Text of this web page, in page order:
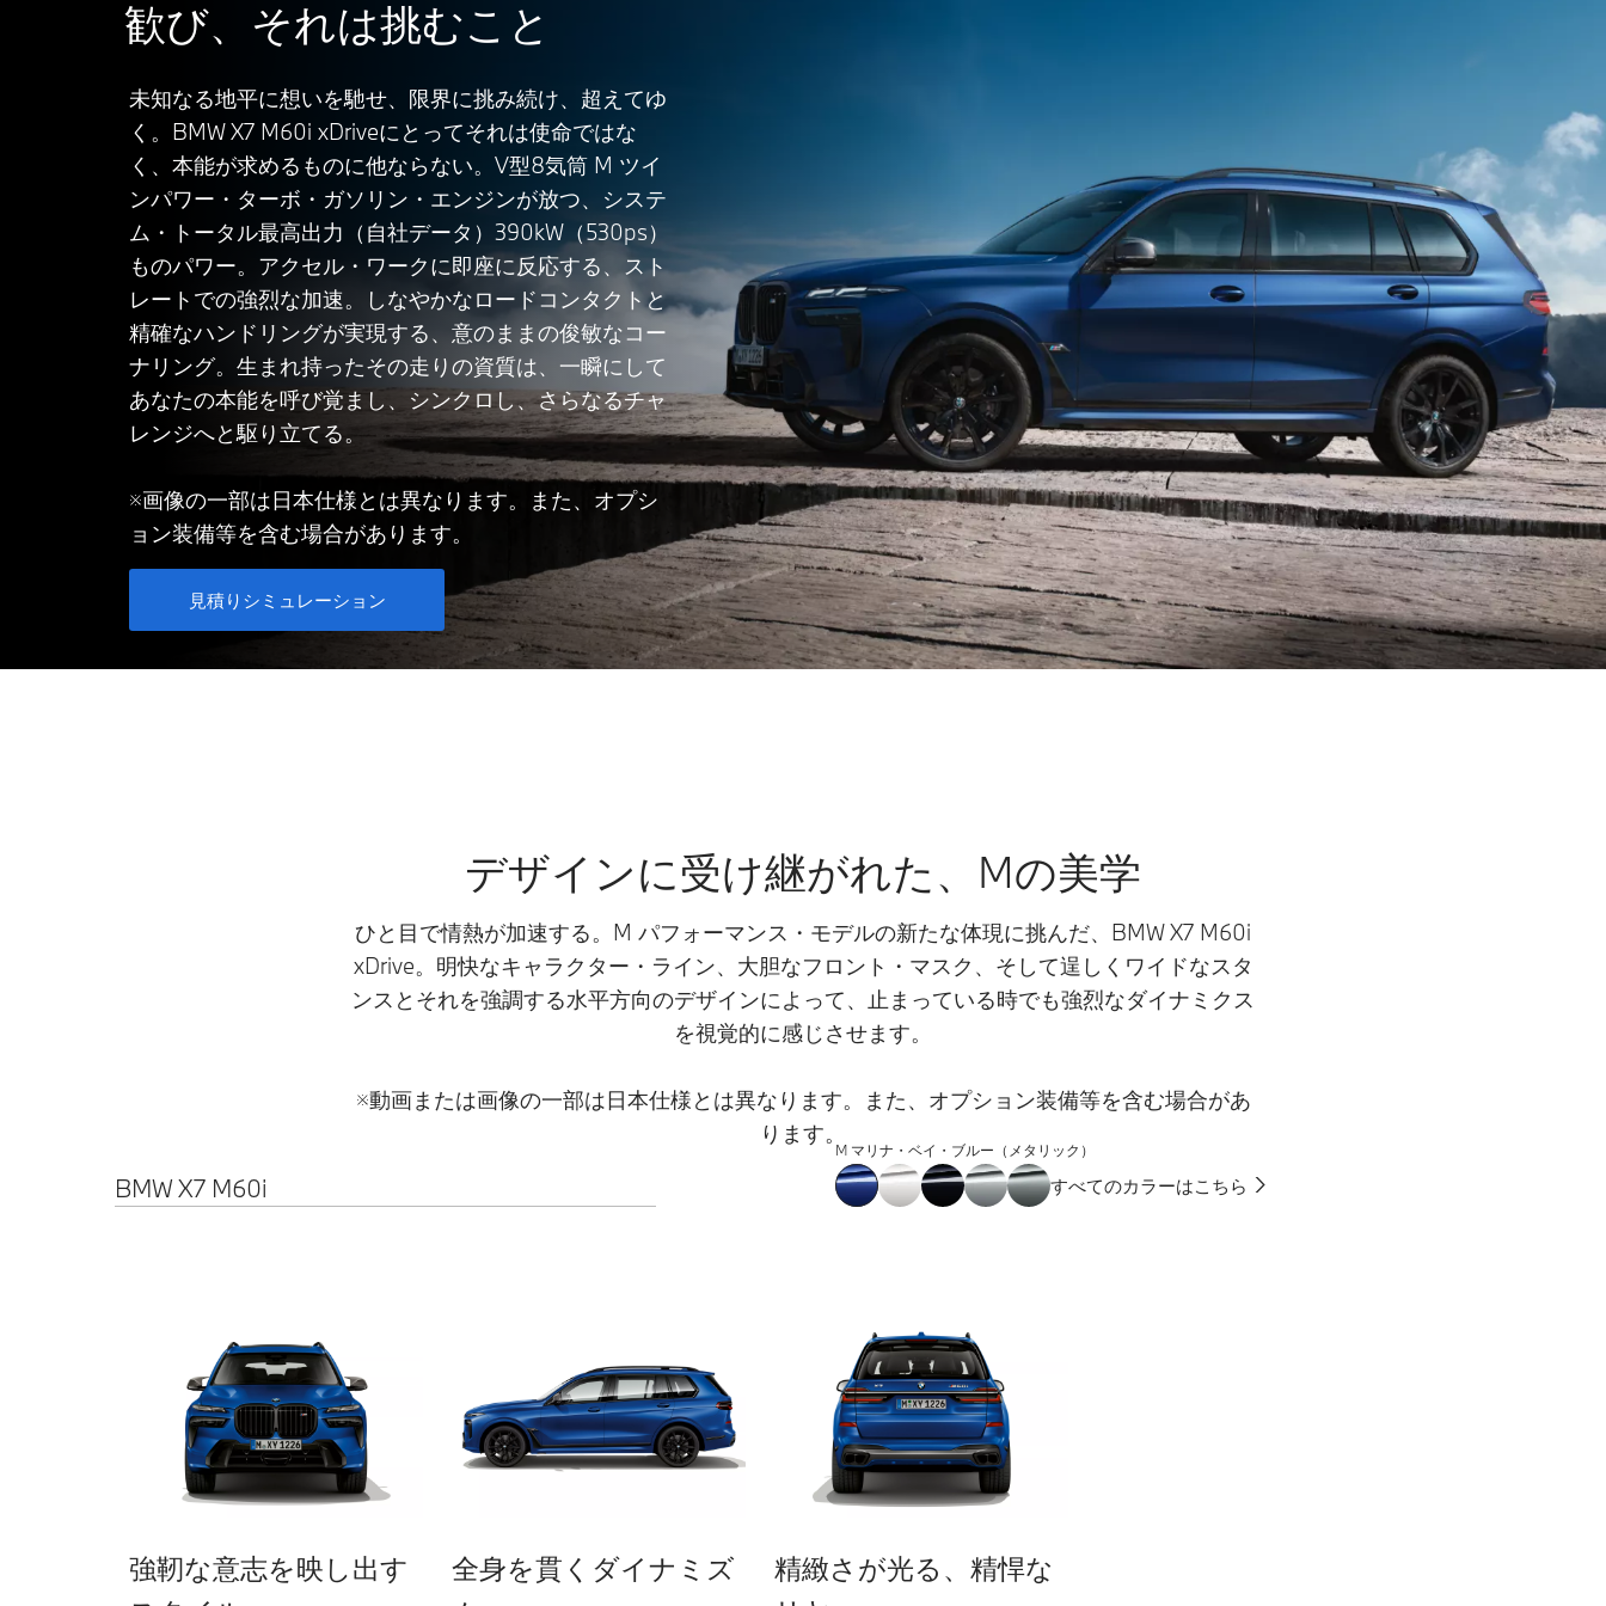
歓び、それは挑むこと
未知なる地平に想いを馳せ、限界に挑み続け、超えてゆ
く。BMW X7 M60i xDriveにとってそれは使命ではな
く、本能が求めるものに他ならない。V型8気筒 M ツイ
ンパワー・ターボ・ガソリン・エンジンが放つ、システ
ム・トータル最高出力（自社データ）390kW（530ps）
ものパワー。アクセル・ワークに即座に反応する、スト
レートでの強烈な加速。しなやかなロードコンタクトと
精確なハンドリングが実現する、意のままの俊敏なコー
ナリング。生まれ持ったその走りの資質は、一瞬にして
あなたの本能を呼び覚まし、シンクロし、さらなるチャ
レンジへと駆り立てる。
※画像の一部は日本仕様とは異なります。また、オプシ
ョン装備等を含む場合があります。
見積りシミュレーション
デザインに受け継がれた、Mの美学
ひと目で情熱が加速する。M パフォーマンス・モデルの新たな体現に挑んだ、BMW X7 M60i
xDrive。明快なキャラクター・ライン、大胆なフロント・マスク、そして逞しくワイドなスタ
ンスとそれを強調する水平方向のデザインによって、止まっている時でも強烈なダイナミクス
を視覚的に感じさせます。
※動画または画像の一部は日本仕様とは異なります。また、オプション装備等を含む場合があ
ります。
BMW X7 M60i
M マリナ・ベイ・ブルー（メタリック）
すべてのカラーはこちら
強靭な意志を映し出す
全身を貫くダイナミズ
精緻さが光る、精悍な